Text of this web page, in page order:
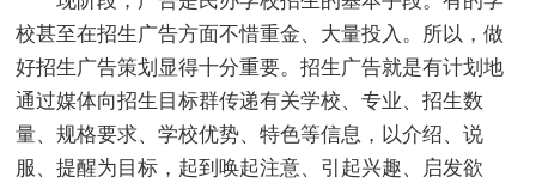
校甚至在招生广告方面不惜重金、大量投入。所以，做
好招生广告策划显得十分重要。招生广告就是有计划地
通过媒体向招生目标群传递有关学校、专业、招生数
量、规格要求、学校优势、特色等信息，以介绍、说
服、提醒为目标，起到唤起注意、引起兴趣、启发欲